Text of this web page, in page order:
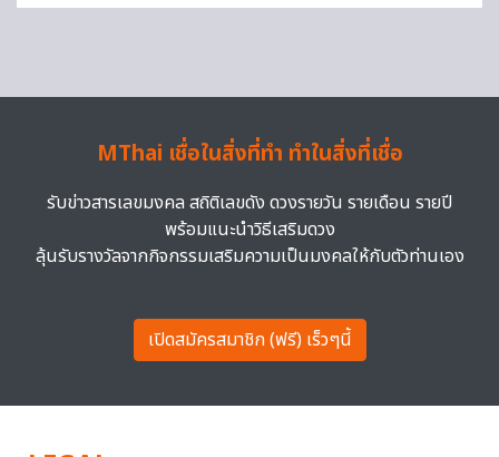
MThai เชื่อในสิ่งที่ทำ ทำในสิ่งที่เชื่อ
รับข่าวสารเลขมงคล สถิติเลขดัง ดวงรายวัน รายเดือน รายปี
พร้อมแนะนำวิธีเสริมดวง
ลุ้นรับรางวัลจากกิจกรรมเสริมความเป็นมงคลให้กับตัวท่านเอง
เปิดสมัครสมาชิก (ฟรี) เร็วๆนี้